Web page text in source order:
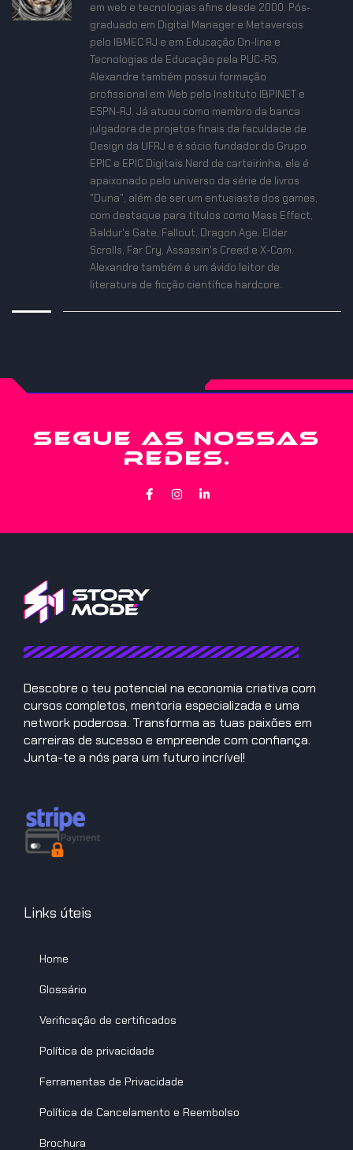
em web e tecnologias afins desde 2000. Pós-
graduado em Digital Manager e Metaversos
pelo IBMEC RJ e em Educação On-line e
Tecnologias de Educação pela PUC-RS,
Alexandre também possui formação
profissional em Web pelo Instituto IBPINET e
ESPN-RJ. Já atuou como membro da banca
julgadora de projetos finais da faculdade de
Design da UFRJ e é sócio fundador do Grupo
EPIC e EPIC Digitais.Nerd de carteirinha, ele é
apaixonado pelo universo da série de livros
"Duna", além de ser um entusiasta dos games,
com destaque para títulos como Mass Effect,
Baldur's Gate, Fallout, Dragon Age, Elder
Scrolls, Far Cry, Assassin's Creed e X-Com.
Alexandre também é um ávido leitor de
literatura de ficção científica hardcore.
SEGUE AS NOSSAS
REDES.
Descobre o teu potencial na economia criativa com
cursos completos, mentoria especializada e uma
network poderosa. Transforma as tuas paixões em
carreiras de sucesso e empreende com confiança.
Junta-te a nós para um futuro incrível!
Links úteis
Home
Glossário
Verificação de certificados
Política de privacidade
Ferramentas de Privacidade
Política de Cancelamento e Reembolso
Brochura